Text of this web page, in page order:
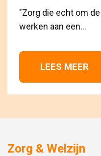
"Zorg die echt om
werken aan een...
LEES MEER
Zorg & Welzijn